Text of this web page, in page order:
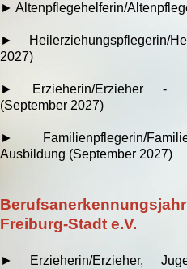
► Altenpflegehelferin/
► Heilerziehungspflegerin/
2027)
►
Erzieherin/Erzieher -
(September 2027)
► Familienpflegerin/
Ausbildung (September 2027)
Freiburg-Stadt e.V.
► Erzieherin/Erzieher,